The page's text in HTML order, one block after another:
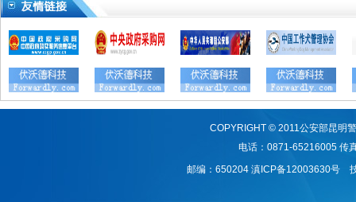
COPYRIGHT © 2011公安部昆明
电话：0871-65216005 传
邮编：650204 滇ICP备12003630号技